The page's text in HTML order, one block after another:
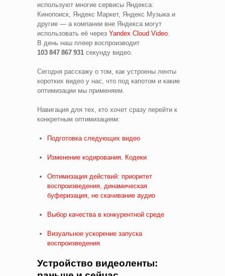
используют многие сервисы Яндекса:
Кинопоиск, Яндекс Маркет, Яндекс Музыка и
другие — а компании вне Яндекса могут
использовать её через Yandex Cloud Video
В день наш плеер воспроизводит
103 847 867 931 секунду видео.
Сегодня расскажу о том, как устроены ленты
коротких видео у нас, что под капотом и какие
оптимизации мы применяем.
Навигация для тех, кто хочет сразу перейти к
конкретным оптимизациям:
Подготовка следующих видео
Изменение кодирования. Кодеки
Оптимизация действий: приоритет
воспроизведения, динамическая
буферизация, не скачивание аудио
Выбор качества в конкурентной среде
Визуальное ускорение запуска
воспроизведения
Устройство видеоленты: